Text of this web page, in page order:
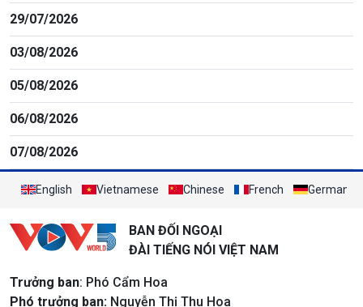
29/07/2026
03/08/2026
05/08/2026
06/08/2026
07/08/2026
English Vietnamese Chinese French German
BAN ĐỐI NGOẠI
ĐÀI TIẾNG NÓI VIỆT NAM
Trưởng ban: Phó Cẩm Hoa
Phó trưởng ban: Nguyễn Thị Thu Hoa